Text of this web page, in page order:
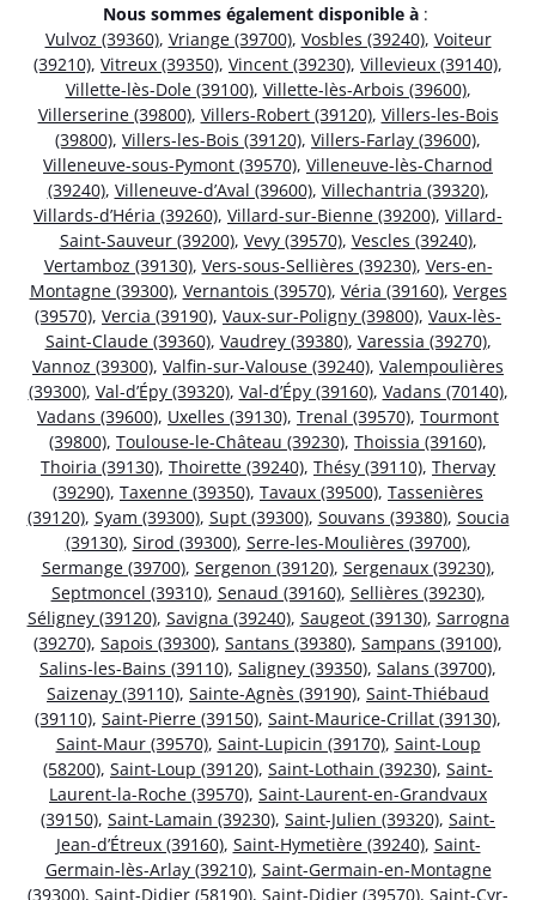
Nous sommes également disponible à :
Vulvoz (39360), Vriange (39700), Vosbles (39240), Voiteur
(39210), Vitreux (39350), Vincent (39230), Villevieux (39140),
Villette-lès-Dole (39100), Villette-lès-Arbois (39600),
Villerserine (39800), Villers-Robert (39120), Villers-les-Bois
(39800), Villers-les-Bois (39120), Villers-Farlay (39600),
Villeneuve-sous-Pymont (39570), Villeneuve-lès-Charnod
(39240), Villeneuve-d’Aval (39600), Villechantria (39320),
Villards-d’Héria (39260), Villard-sur-Bienne (39200), Villard-
Saint-Sauveur (39200), Vevy (39570), Vescles (39240),
Vertamboz (39130), Vers-sous-Sellières (39230), Vers-en-
Montagne (39300), Vernantois (39570), Véria (39160), Verges
(39570), Vercia (39190), Vaux-sur-Poligny (39800), Vaux-lès-
Saint-Claude (39360), Vaudrey (39380), Varessia (39270),
Vannoz (39300), Valfin-sur-Valouse (39240), Valempoulières
(39300), Val-d’Épy (39320), Val-d’Épy (39160), Vadans (70140),
Vadans (39600), Uxelles (39130), Trenal (39570), Tourmont
(39800), Toulouse-le-Château (39230), Thoissia (39160),
Thoiria (39130), Thoirette (39240), Thésy (39110), Thervay
(39290), Taxenne (39350), Tavaux (39500), Tassenières
(39120), Syam (39300), Supt (39300), Souvans (39380), Soucia
(39130), Sirod (39300), Serre-les-Moulières (39700),
Sermange (39700), Sergenon (39120), Sergenaux (39230),
Septmoncel (39310), Senaud (39160), Sellières (39230),
Séligney (39120), Savigna (39240), Saugeot (39130), Sarrogna
(39270), Sapois (39300), Santans (39380), Sampans (39100),
Salins-les-Bains (39110), Saligney (39350), Salans (39700),
Saizenay (39110), Sainte-Agnès (39190), Saint-Thiébaud
(39110), Saint-Pierre (39150), Saint-Maurice-Crillat (39130),
Saint-Maur (39570), Saint-Lupicin (39170), Saint-Loup
(58200), Saint-Loup (39120), Saint-Lothain (39230), Saint-
Laurent-la-Roche (39570), Saint-Laurent-en-Grandvaux
(39150), Saint-Lamain (39230), Saint-Julien (39320), Saint-
Jean-d’Étreux (39160), Saint-Hymetière (39240), Saint-
Germain-lès-Arlay (39210), Saint-Germain-en-Montagne
(39300), Saint-Didier (58190), Saint-Didier (39570), Saint-Cyr-